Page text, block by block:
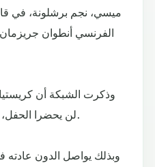
الفرنسي أنطوان
وذكرت الشبكة أن
لن يحضرا الحفل، الذي سيشهد تتويج مودريتش.
وبذلك يواصل الدون عادته